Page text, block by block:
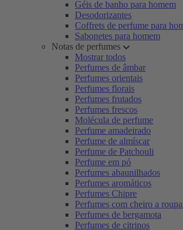
Géis de banho para homem
Desodorizantes
Coffrets de perfume para
Sabonetes para homem
Notas de perfumes
Mostrar todos
Perfumes de âmbar
Perfumes orientais
Perfumes florais
Perfumes frutados
Perfumes frescos
Molécula de perfume
Perfume amadeirado
Perfume de almíscar
Perfume de Patchouli
Perfume em pó
Perfumes abaunilhados
Perfumes aromáticos
Perfumes Chipre
Perfumes com cheiro a
Perfumes de bergamota
Perfumes de citrinos